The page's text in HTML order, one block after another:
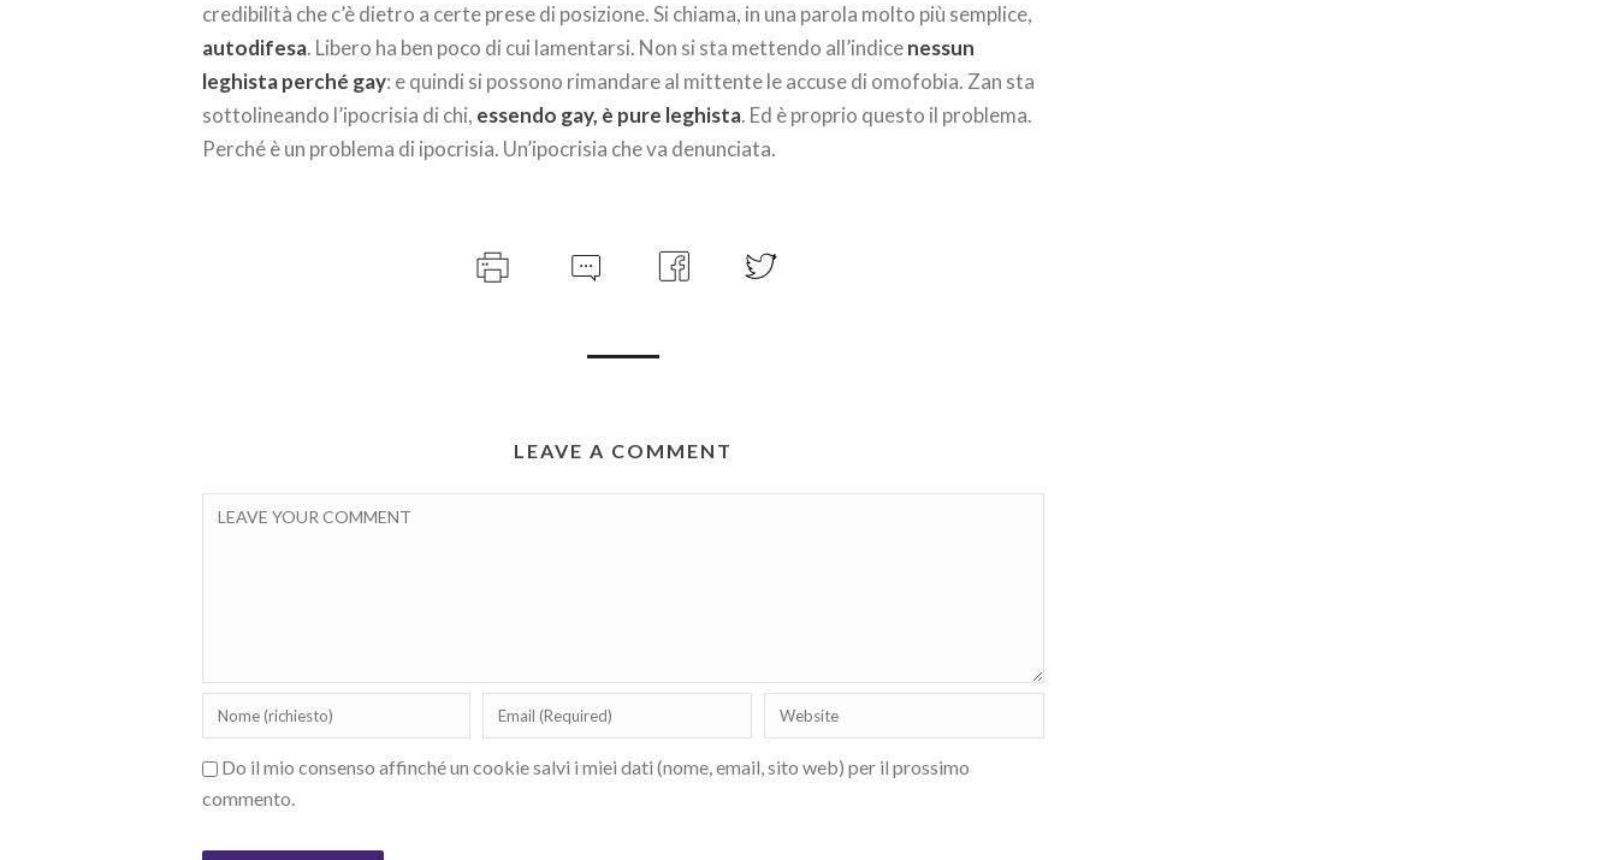
credibilità che c’è dietro a certe prese di posizione. Si chiama, in una parola molto più semplice,
autodifesa. Libero ha ben poco di cui lamentarsi. Non si sta mettendo all’indicenessun
leghista perché gay: e quindi si possono rimandare al mittente le accuse di omofobia. Zan sta
sottolineando l’ipocrisia di chi, essendo gay, è pure leghista. Ed è proprio questo il problema.
Perché è un problema di ipocrisia. Un’ipocrisia che va denunciata.
LEAVE A COMMENT
Do il mio consenso affinché un cookie salvi i miei dati (nome, email, sito web) per il prossimo
commento.